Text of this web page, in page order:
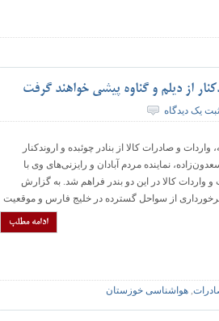
از دیلم و گناوه پیشی خواهند گرفت
ثبت یک دیدگاه
و صادرات کالا از بنادر چوئبده و اروندکنار
نماینده مردم آبادان و رایزنی‌های وی با
واردات کالا در این دو بندر فراهم شد. به گزارش
از سواحل گسترده در خلیج فارس و موقعیت
ادامه مطلب
, هواشناسی خوزستان